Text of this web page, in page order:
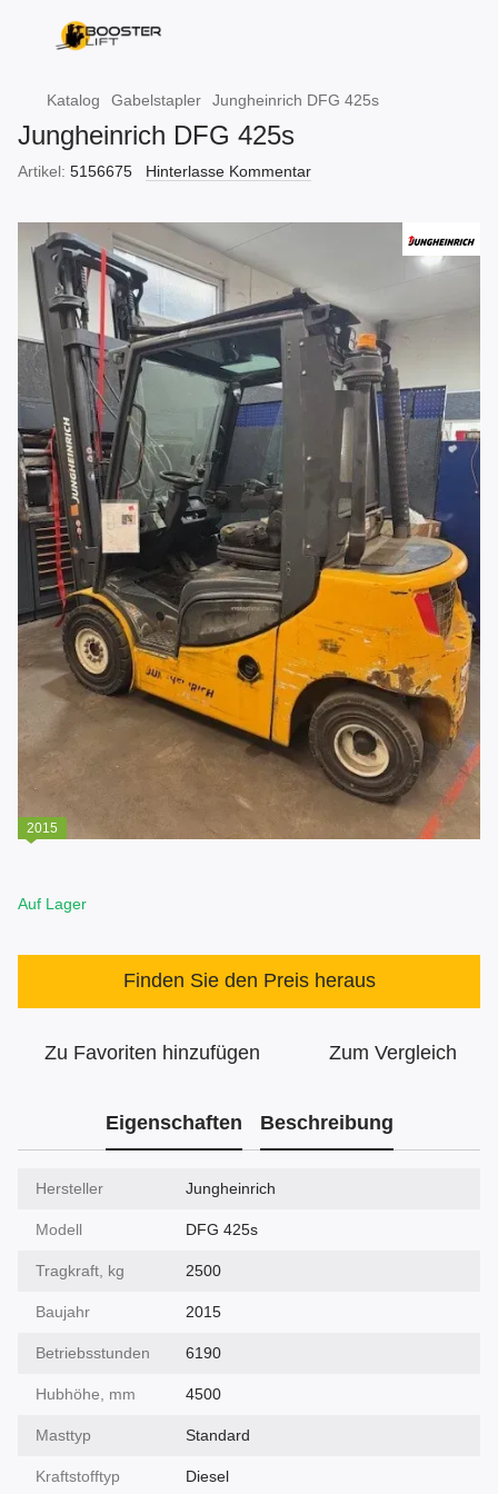
Katalog Gabelstapler Jungheinrich DFG 425s
Jungheinrich DFG 425s
Artikel: 5156675 Hinterlasse Kommentar
2015
Auf Lager
Finden Sie den Preis heraus
Zu Favoriten hinzufügen Zum Vergleich
Eigenschaften Beschreibung
Hersteller Jungheinrich
Modell DFG 425s
Tragkraft, kg 2500
Baujahr 2015
Betriebsstunden 6190
Hubhöhe, mm 4500
Masttyp Standard
Kraftstofftyp Diesel